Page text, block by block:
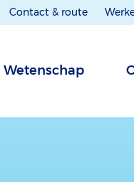
Contact & route
Wetenschap